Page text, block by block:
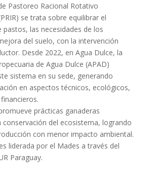
Pastoreo Racional Rotativo
se trata sobre equilibrar el
pastos, las necesidades de los
del suelo, con la intervención
Desde 2022, en Agua Dulce, la
de Agua Dulce (APAD)
sistema en su sede, generando
en aspectos técnicos, ecológicos,
prácticas ganaderas
conservación del ecosistema, logrando
con menor impacto ambiental.
liderada por el Mades a través del
Paraguay.